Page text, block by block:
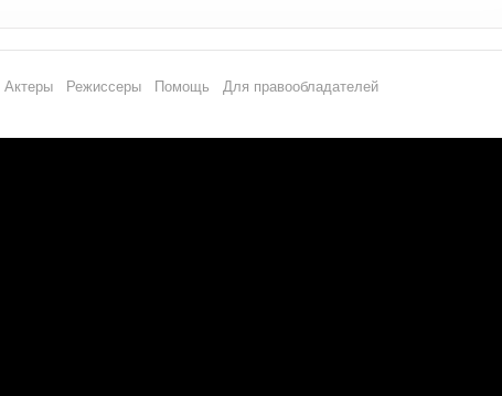
Актеры Режиссеры Помощь Для правообладателей